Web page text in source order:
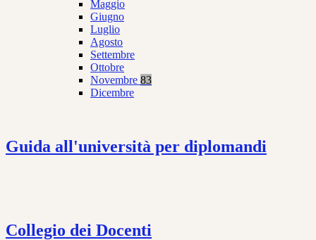
Maggio
Giugno
Luglio
Agosto
Settembre
Ottobre
Novembre 83
Dicembre
Guida all'università per diplomandi
Collegio dei Docenti